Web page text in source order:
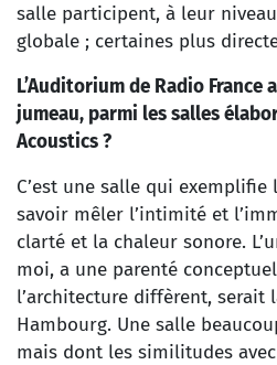
salle participent, à leur
globale ; certaines plus
L’Auditorium de Radio
jumeau, parmi les salles
Acoustics ?
C’est une salle qui exemplifie
savoir mêler l’intimité et
clarté et la chaleur sonore.
moi, a une parenté
l’architecture diffèrent, serait
Hambourg. Une salle
mais dont les similitudes